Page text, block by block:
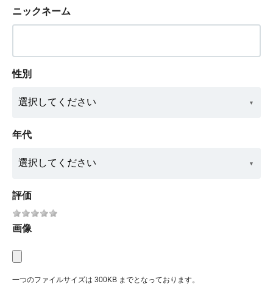
ニックネーム
性別
年代
評価
画像
一つのファイルサイズは 300KB までとなっております。